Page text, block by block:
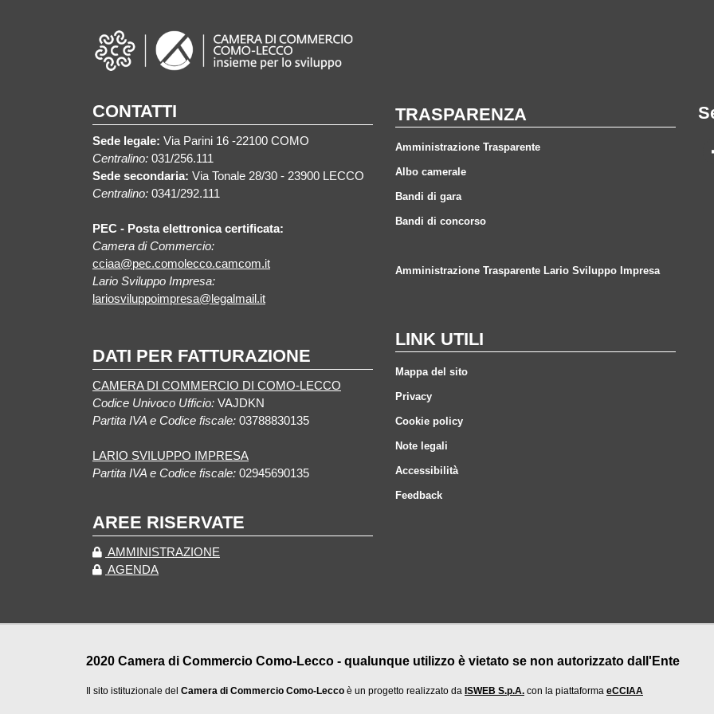
CONTATTI
Sede legale: Via Parini 16 -22100 COMO
Centralino: 031/256.111
Sede secondaria: Via Tonale 28/30 - 23900 LECCO
Centralino: 0341/292.111
PEC - Posta elettronica certificata:
Camera di Commercio:
cciaa@pec.comolecco.camcom.it
Lario Sviluppo Impresa:
lariosviluppoimpresa@legalmail.it
DATI PER FATTURAZIONE
CAMERA DI COMMERCIO DI COMO-LECCO
Codice Univoco Ufficio: VAJDKN
Partita IVA e Codice fiscale: 03788830135
LARIO SVILUPPO IMPRESA
Partita IVA e Codice fiscale: 02945690135
AREE RISERVATE
AMMINISTRAZIONE
AGENDA
TRASPARENZA
Amministrazione Trasparente
Albo camerale
Bandi di gara
Bandi di concorso
Amministrazione Trasparente Lario Sviluppo Impresa
LINK UTILI
Mappa del sito
Privacy
Cookie policy
Note legali
Accessibilità
Feedback
2020 Camera di Commercio Como-Lecco - qualunque utilizzo è vietato se non autorizzato dall'Ente
Il sito istituzionale del Camera di Commercio Como-Lecco è un progetto realizzato da ISWEB S.p.A. con la piattaforma eCCIAA